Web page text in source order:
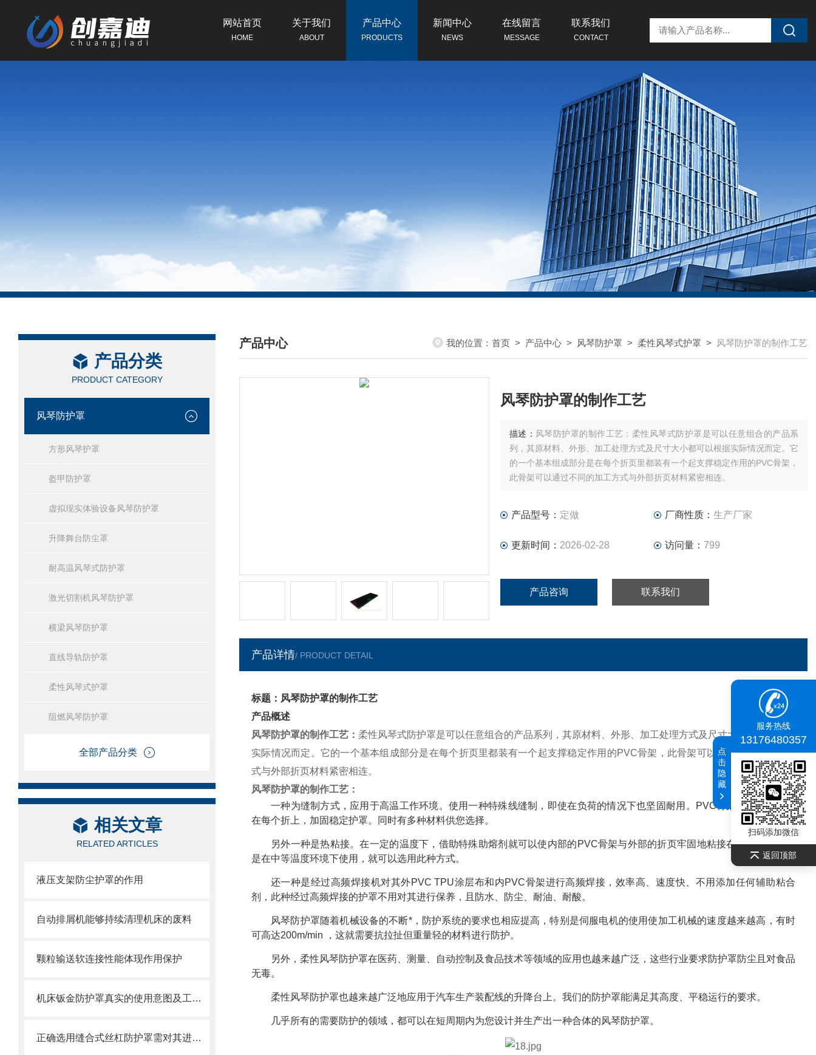
网站首页
HOME
关于我们
ABOUT
产品中心
PRODUCTS
新闻中心
NEWS
在线留言
MESSAGE
联系我们
CONTACT
产品分类
PRODUCT CATEGORY
风琴防护罩
方形风琴护罩
盔甲防护罩
虚拟现实体验设备风琴防护罩
升降舞台防尘罩
耐高温风琴式防护罩
激光切割机风琴防护罩
横梁风琴防护罩
直线导轨防护罩
柔性风琴式护罩
阻燃风琴防护罩
全部产品分类
相关文章
RELATED ARTICLES
液压支架防尘护罩的作用
自动排屑机能够持续清理机床的废料
颗粒输送软连接性能体现作用保护
机床钣金防护罩真实的使用意图及工艺过程是怎么样的
正确选用缝合式丝杠防护罩需对其进行风险评估
产品中心
/ PRODUCTS CENTER
我的位置： 首页 > 产品中心 > 风琴防护罩 > 柔性风琴式护罩 > 风琴防护罩的制作工艺
风琴防护罩的制作工艺
描述： 风琴防护罩的制作工艺：柔性风琴式防护罩是可以任意组合的产品系
列，其原材料、外形、加工处理方式及尺寸大小都可以根据实际情况而定。它
的一个基本组成部分是在每个折页里都装有一个起支撑稳定作用的PVC骨架，
此骨架可以通过不同的加工方式与外部折页材料紧密相连。
产品型号： 定做 厂商性质： 生产厂家
更新时间： 2026-02-28 访问量： 799
产品咨询 联系我们
产品详情/ PRODUCT DETAIL
标题：风琴防护罩的制作工艺
产品概述
风琴防护罩的制作工艺 ： 柔性风琴式防护罩是可以任意组合的产品系列，其原材料、外形、加工处理方式及尺寸大小都可以根据
实际情况而定。它的一个基本组成部分是在每个折页里都装有一个起支撑稳定作用的PVC骨架，此骨架可以通过不同的加工方
式与外部折页材料紧密相连。
风琴防护罩的制作工艺 ：
一种为缝制方式，应用于高温工作环境。使用一种特殊线缝制，即使在负荷的情况下也坚固耐用。PVC骨架通过缝制固定
在每个折上，加固稳定护罩。同时有多种材料供您选择。
另外一种是热粘接。在一定的温度下，借助特殊助熔剂就可以使内部的PVC骨架与外部的折页牢固地粘接在一起。若护罩
是在中等温度环境下使用，就可以选用此种方式。
还一种是经过高频焊接机对其外PVC TPU涂层布和内PVC骨架进行高频焊接，效率高、速度快、不用添加任何辅助粘合
剂，此种经过高频焊接的护罩不用对其进行保养，且防水、防尘、耐油、耐酸。
风琴防护罩随着机械设备的不断*，防护系统的要求也相应提高，特别是伺服电机的使用使加工机械的速度越来越高，有时
可高达200m/min ，这就需要抗拉扯但重量轻的材料进行防护。
另外，柔性风琴防护罩在医药、测量、自动控制及食品技术等领域的应用也越来越广泛，这些行业要求防护罩防尘且对食品
无毒。
柔性风琴防护罩也越来越广泛地应用于汽车生产装配线的升降台上。我们的防护罩能满足其高度、平稳运行的要求。
几乎所有的需要防护的领域，都可以在短周期内为您设计并生产出一种合体的风琴防护罩。
服务热线
13176480357
扫码添加微信
返回顶部
点
击
隐
藏